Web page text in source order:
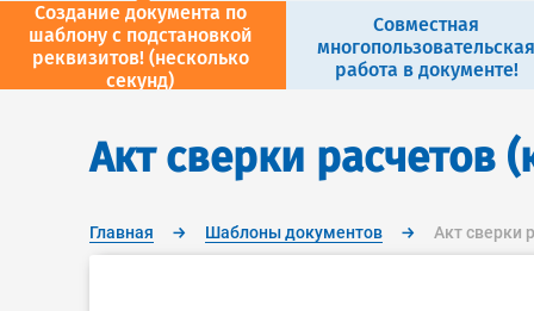
Создание документа по
шаблону с подстановкой
реквизитов! (несколько
секунд)
Совместная
работа в документе!
Акт сверки расчетов
Главная → Шаблоны документов → Акт сверки